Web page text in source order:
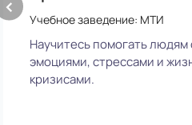
‹
Учебное заведение: МТИ
Научитесь помогать людям
эмоциями, стрессами и
кризисами.